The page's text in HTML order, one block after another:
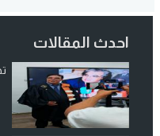
احدث المقالات